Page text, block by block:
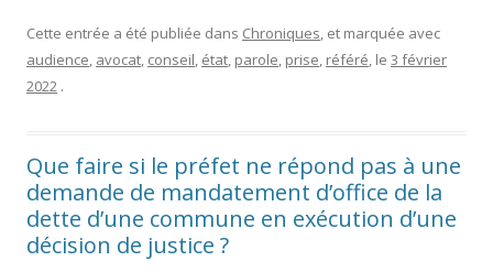
Cette entrée a été publiée dans Chroniques, et marquée avec
audience, avocat, conseil, état, parole, prise, référé, le 3 février
2022 .
Que faire si le préfet ne répond pas à une
demande de mandatement d’office de la
dette d’une commune en exécution d’une
décision de justice ?